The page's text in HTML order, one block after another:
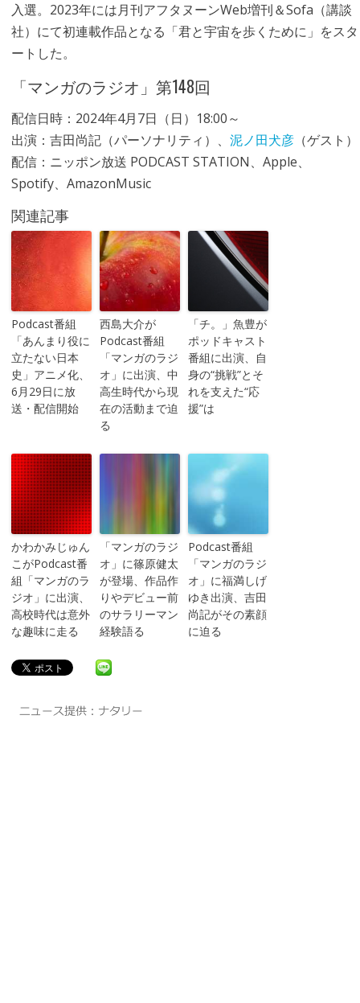
入選。2023年には月刊アフタヌーンWeb増刊＆Sofa（講談
社）にて初連載作品となる「君と宇宙を歩くために」をスタ
ートした。
「マンガのラジオ」第148回
配信日時：2024年4月7日（日）18:00～
出演：吉田尚記（パーソナリティ）、 泥ノ田犬彦（ゲスト）
配信：ニッポン放送 PODCAST STATION、Apple、
Spotify、AmazonMusic
関連記事
Podcast番組
「あんまり役に
立たない日本
史」アニメ化、
6月29日に放
送・配信開始
西島大介が
Podcast番組
「マンガのラジ
オ」に出演、中
高生時代から現
在の活動まで迫
る
「チ。」魚豊が
ポッドキャスト
番組に出演、自
身の“挑戦”とそ
れを支えた“応
援”は
かわかみじゅん
こがPodcast番
組「マンガのラ
ジオ」に出演、
高校時代は意外
な趣味に走る
「マンガのラジ
オ」に篠原健太
が登場、作品作
りやデビュー前
のサラリーマン
経験語る
Podcast番組
「マンガのラジ
オ」に福満しげ
ゆき出演、吉田
尚記がその素顔
に迫る